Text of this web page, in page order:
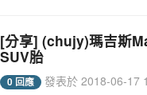
[分享] (chujy)瑪吉斯
SUV胎
0 回應 發表於 2018-06-17